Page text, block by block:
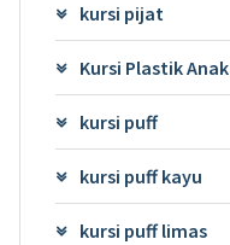
kursi pijat
Kursi Plastik Anak
kursi puff
kursi puff kayu
kursi puff limas